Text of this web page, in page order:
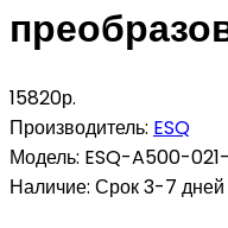
15820р.
Производитель: ESQ
Модель: ESQ-A500-
Наличие: Срок 3-7 дней